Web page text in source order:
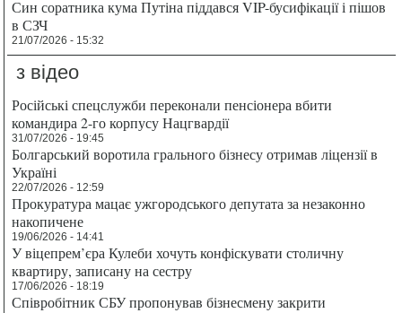
Син соратника кума Путіна піддався VIP-бусифікації і пішов
в СЗЧ
21/07/2026 - 15:32
з відео
Російські спецслужби переконали пенсіонера вбити
командира 2-го корпусу Нацгвардії
31/07/2026 - 19:45
Болгарський воротила грального бізнесу отримав ліцензії в
Україні
22/07/2026 - 12:59
Прокуратура мацає ужгородського депутата за незаконно
накопичене
19/06/2026 - 14:41
У віцепрем’єра Кулеби хочуть конфіскувати столичну
квартиру, записану на сестру
17/06/2026 - 18:19
Співробітник СБУ пропонував бізнесмену закрити